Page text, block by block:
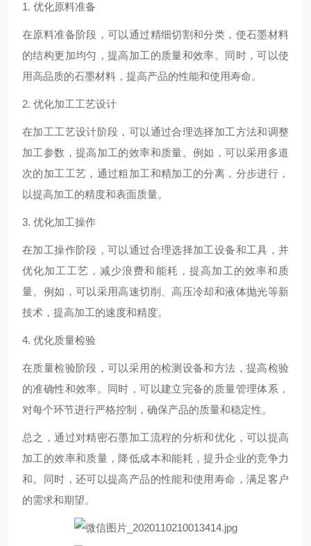
1. 优化原料准备
在原料准备阶段，可以通过精细切割和分类，使石墨材料
的结构更加均匀，提高加工的质量和效率。同时，可以使
用高品质的石墨材料，提高产品的性能和使用寿命。
2. 优化加工工艺设计
在加工工艺设计阶段，可以通过合理选择加工方法和调整
加工参数，提高加工的效率和质量。例如，可以采用多道
次的加工工艺，通过粗加工和精加工的分离，分步进行，
以提高加工的精度和表面质量。
3. 优化加工操作
在加工操作阶段，可以通过合理选择加工设备和工具，并
优化加工工艺，减少浪费和能耗，提高加工的效率和质
量。例如，可以采用高速切削、高压冷却和液体抛光等新
技术，提高加工的速度和精度。
4. 优化质量检验
在质量检验阶段，可以采用的检测设备和方法，提高检验
的准确性和效率。同时，可以建立完备的质量管理体系，
对每个环节进行严格控制，确保产品的质量和稳定性。
总之，通过对精密石墨加工流程的分析和优化，可以提高
加工的效率和质量，降低成本和能耗，提升企业的竞争力
和。同时，还可以提高产品的性能和使用寿命，满足客户
的需求和期望。